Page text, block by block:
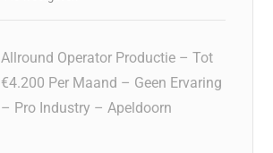
Allround Operator Productie – Tot
€4.200 Per Maand – Geen Ervaring
– Pro Industry – Apeldoorn